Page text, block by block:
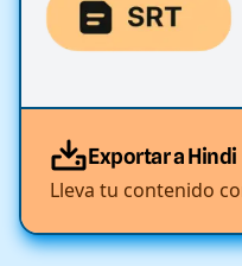
Exportar a Hindi
Lleva tu contenido